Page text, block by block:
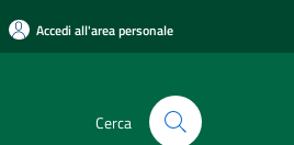
Accedi all'area personale
Cerca